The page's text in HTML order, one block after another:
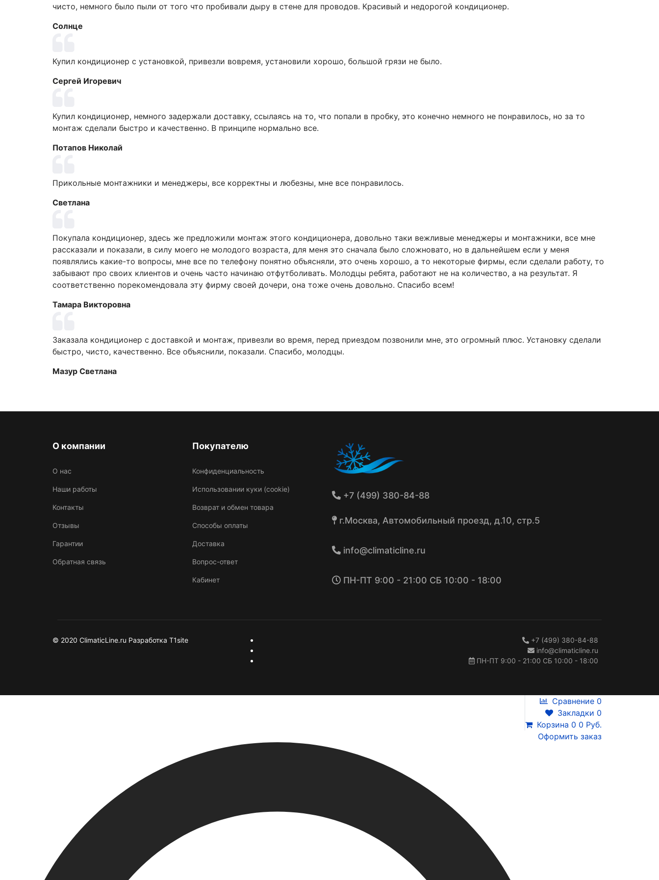
чисто, немного было пыли от того что пробивали дыру в стене для проводов. Красивый и недорогой кондиционер.
Солнце
Купил кондиционер с установкой, привезли вовремя, установили хорошо, большой грязи не было.
Сергей Игоревич
Купил кондиционер, немного задержали доставку, ссылаясь на то, что попали в пробку, это конечно немного не понравилось, но за то
монтаж сделали быстро и качественно. В принципе нормально все.
Потапов Николай
Прикольные монтажники и менеджеры, все корректны и любезны, мне все понравилось.
Светлана
Покупала кондиционер, здесь же предложили монтаж этого кондиционера, довольно таки вежливые менеджеры и монтажники, все мне
рассказали и показали, в силу моего не молодого возраста, для меня это сначала было сложновато, но в дальнейшем если у меня
появлялись какие-то вопросы, мне все по телефону понятно объясняли, это очень хорошо, а то некоторые фирмы, если сделали работу, то
забывают про своих клиентов и очень часто начинаю отфутболивать. Молодцы ребята, работают не на количество, а на результат. Я
соответственно порекомендовала эту фирму своей дочери, она тоже очень довольно. Спасибо всем!
Тамара Викторовна
Заказала кондиционер с доставкой и монтаж, привезли во время, перед приездом позвонили мне, это огромный плюс. Установку сделали
быстро, чисто, качественно. Все объяснили, показали. Спасибо, молодцы.
Мазур Светлана
О компании
О нас
Наши работы
Контакты
Отзывы
Гарантии
Обратная связь
Покупателю
Конфиденциальность
Использовании куки (cookie)
Возврат и обмен товара
Способы оплаты
Доставка
Вопрос-ответ
Кабинет
+7 (499) 380-84-88
г.Москва, Автомобильный проезд, д.10, стр.5
info@climaticline.ru
ПН-ПТ 9:00 - 21:00 СБ 10:00 - 18:00
© 2020 ClimaticLine.ru Разработка T1site
+7 (499) 380-84-88
info@climaticline.ru
ПН-ПТ 9:00 - 21:00 СБ 10:00 - 18:00
Сравнение 0
Закладки 0
Корзина 0 0 Руб.
Оформить заказ